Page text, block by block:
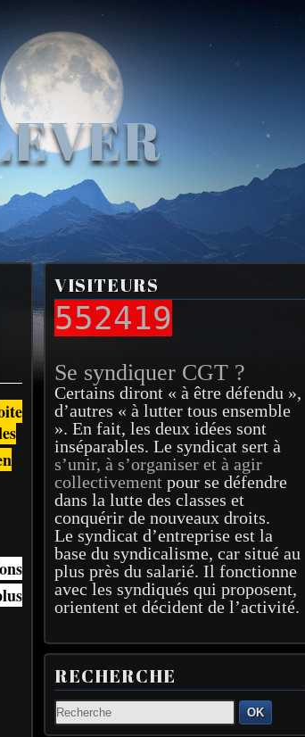
VISITEURS
552419
Se syndiquer CGT ?
Certains diront « à être défendu »,
d’autres « à lutter tous ensemble
». En fait, les deux idées sont
inséparables. Le syndicat sert à
s’unir, à s’organiser et à agir
collectivement pour se défendre
dans la lutte des classes et
conquérir de nouveaux droits.
Le syndicat d’entreprise est la
base du syndicalisme, car situé au
plus près du salarié. Il fonctionne
avec les syndiqués qui proposent,
orientent et décident de l’activité.
RECHERCHE
OK